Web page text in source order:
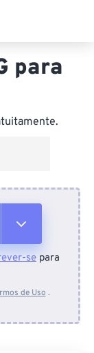
para
se para
de Uso .